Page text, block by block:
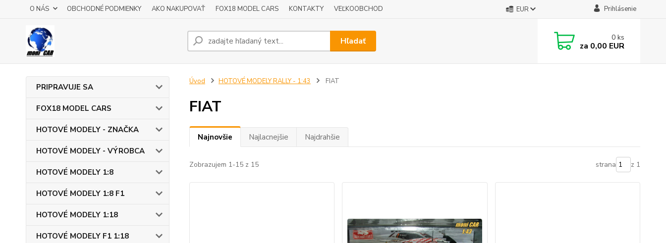
O NÁS OBCHODNÉ PODMIENKY AKO NAKUPOVAŤ FOX18 MODEL CARS KONTAKTY VEĽKOOBCHOD EUR Prihlásenie
Hľadať 0 ks
za 0,00 EUR
PRIPRAVUJE SA
FOX18 MODEL CARS
HOTOVÉ MODELY - ZNAČKA
HOTOVÉ MODELY - VÝROBCA
HOTOVÉ MODELY 1:8
HOTOVÉ MODELY 1:8 F1
HOTOVÉ MODELY 1:18
HOTOVÉ MODELY F1 1:18
Úvod HOTOVÉ MODELY RALLY - 1:43 FIAT
FIAT
Najnovšie Najlacnejšie Najdrahšie
Zobrazujem 1-15 z 15 strana z 1